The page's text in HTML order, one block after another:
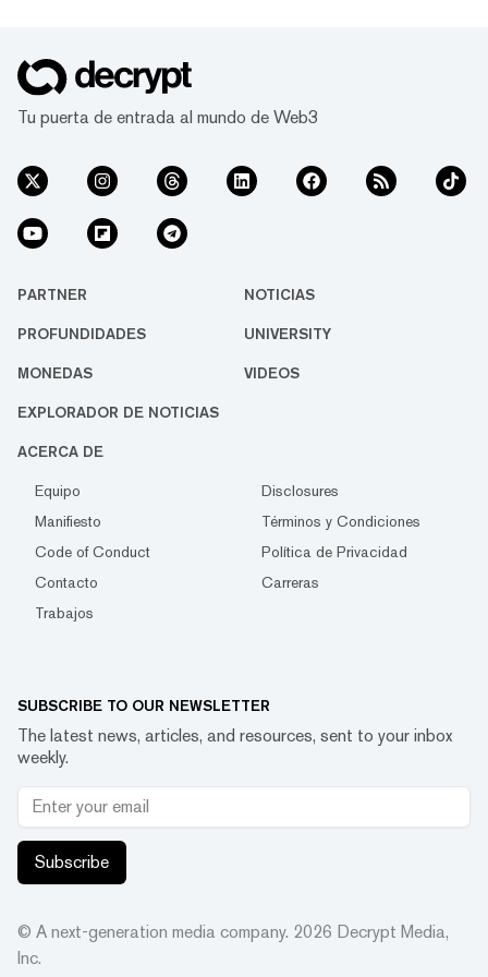
Tu puerta de entrada al mundo de Web3
PARTNER NOTICIAS
PROFUNDIDADES UNIVERSITY
MONEDAS VIDEOS
EXPLORADOR DE NOTICIAS
ACERCA DE
Equipo
Disclosures
Manifiesto
Términos y Condiciones
Code of Conduct
Política de Privacidad
Contacto
Carreras
Trabajos
SUBSCRIBE TO OUR NEWSLETTER
The latest news, articles, and resources, sent to your inbox
weekly.
Subscribe
© A next-generation media company. 2026 Decrypt Media,
Inc.